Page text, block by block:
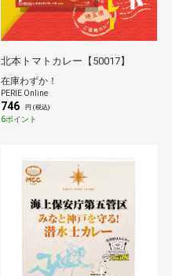
北本トマトカレー【50017】
在庫わずか！
PERIE Online
746 円 (税込)
6ポイント